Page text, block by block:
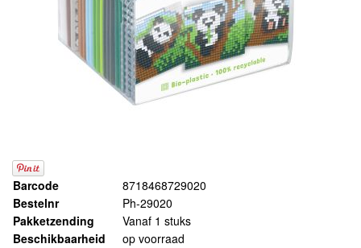
Barcode
8718468729020
Bestelnr
Ph-29020
Pakketzending
Vanaf 1 stuks
Beschikbaarheid
op voorraad